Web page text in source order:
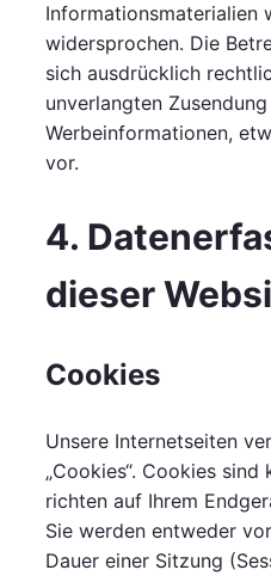
Informationsmaterialien
widersprochen. Die
sich ausdrücklich
unverlangten
Werbeinformationen,
vor.
4.
dieser
Cookies
Unsere Internetseiten
„Cookies“. Cookies
richten auf Ihrem
Sie werden entweder
Dauer einer Sitzung